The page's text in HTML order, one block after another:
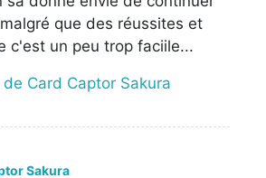
que des réussites et
c'est un peu trop faciile...
Card Captor Sakura
Sakura